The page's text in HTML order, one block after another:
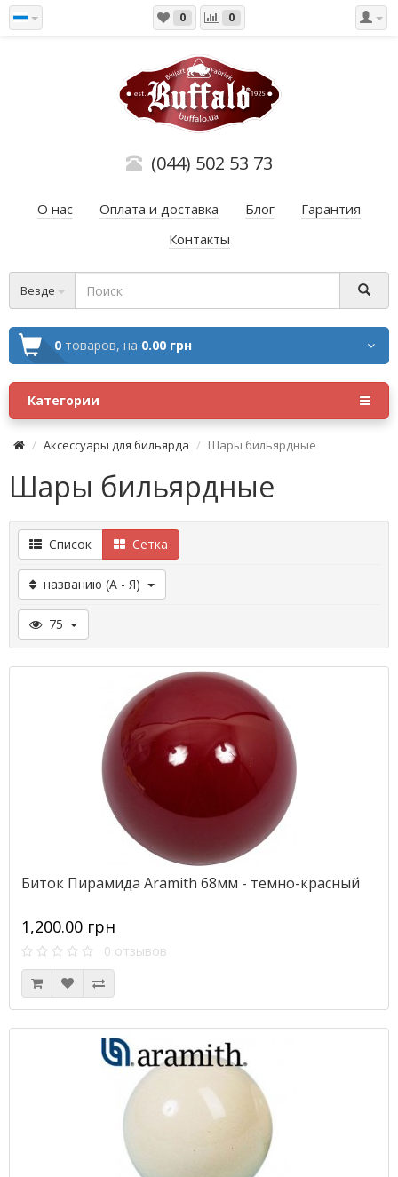
0 0
(044) 502 53 73
О нас Оплата и доставка Блог
Гарантия
Контакты
Везде
0 товаров, на 0.00 грн
Категории
Аксессуары для бильярда Шары бильярдные
Шары бильярдные
Список Сетка
названию (А - Я)
75
Биток Пирамида Aramith 68мм - темно-красный
1,200.00 грн
0 отзывов